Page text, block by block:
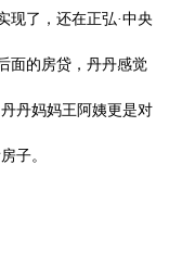
现了，还在正弘·中央
面的房贷，丹丹感觉
丹妈妈王阿姨更是对
子。